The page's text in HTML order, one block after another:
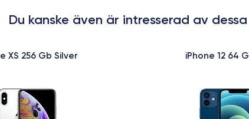
Du kanske även är intresserad av dessa
XS 256 Gb Silver iPhone 12 64